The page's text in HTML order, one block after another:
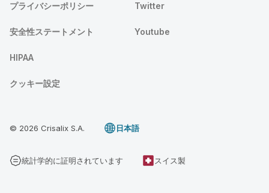
プライバシーポリシー
安全性ステートメント
HIPAA
クッキー設定
Twitter
Youtube
© 2026 Crisalix S.A. 日本語
統計学的に証明されています スイス製